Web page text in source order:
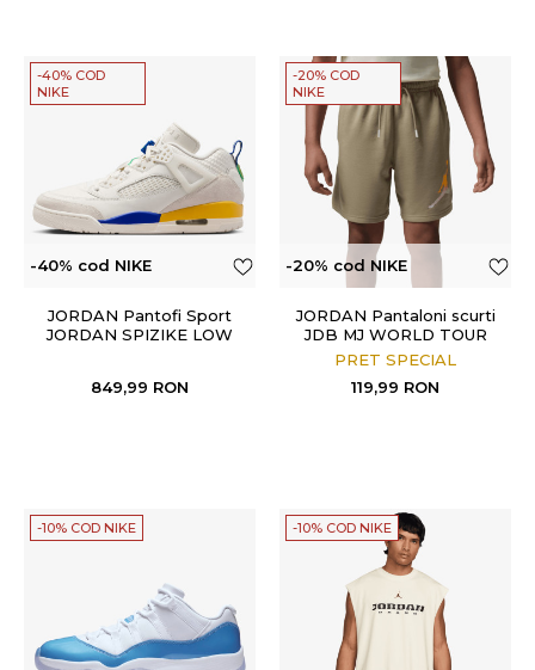
-40% COD
NIKE
-40% cod NIKE
JORDAN Pantofi Sport
JORDAN SPIZIKE LOW
849,99 RON
-20% COD
NIKE
-20% cod NIKE
JORDAN Pantaloni scurti
JDB MJ WORLD TOUR
SHORT
PRET SPECIAL
119,99 RON
-10% COD NIKE -10% COD NIKE